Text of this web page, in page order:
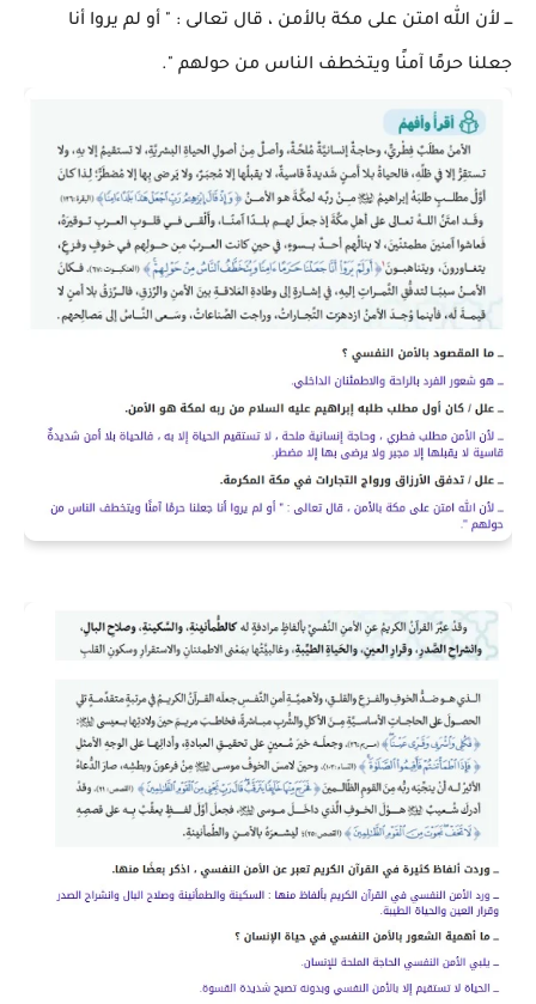
ـــ لأن الله امتن على مكة بالأمن ، قال تعالى : " أو لم يروا أنا
جعلنا حرمًا آمنًا ويتخطف الناس من حولهم ".